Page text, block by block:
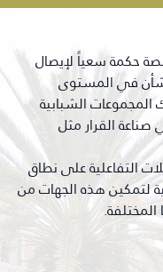
حكمة سعياً لإيصال
في المستوى
الشبابية
القرار مثل
التفاعلية على نطاق
لتمكين هذه الجهات من